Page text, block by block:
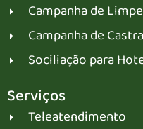
Campanha de
Campanha de
Sociliação para
Serviços
Teleatendimento